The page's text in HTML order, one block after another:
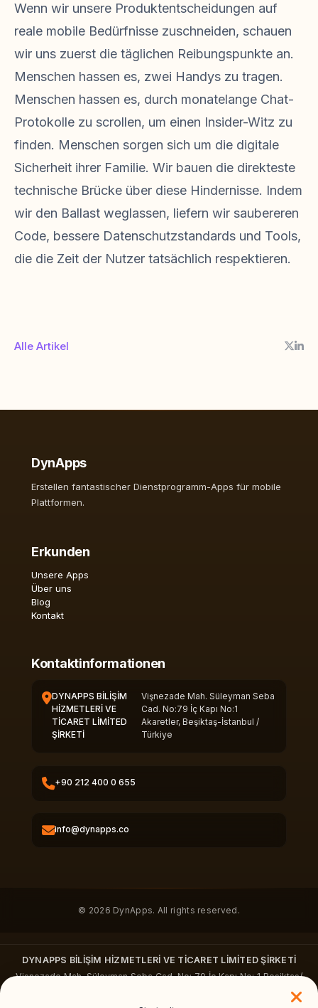
Wenn wir unsere Produktentscheidungen auf
reale mobile Bedürfnisse zuschneiden, schauen
wir uns zuerst die täglichen Reibungspunkte an.
Menschen hassen es, zwei Handys zu tragen.
Menschen hassen es, durch monatelange Chat-
Protokolle zu scrollen, um einen Insider-Witz zu
finden. Menschen sorgen sich um die digitale
Sicherheit ihrer Familie. Wir bauen die direkteste
technische Brücke über diese Hindernisse. Indem
wir den Ballast weglassen, liefern wir saubereren
Code, bessere Datenschutzstandards und Tools,
die die Zeit der Nutzer tatsächlich respektieren.
Alle Artikel
DynApps
Erstellen fantastischer Dienstprogramm-Apps für mobile
Plattformen.
Erkunden
Unsere Apps
Über uns
Blog
Kontakt
Kontaktinformationen
DYNAPPS BİLİŞİM
HİZMETLERİ VE
TİCARET LİMİTED
ŞİRKETİ
Vişnezade Mah. Süleyman Seba
Cad. No:79 İç Kapı No:1
Akaretler, Beşiktaş-İstanbul /
Türkiye
+90 212 400 0 655
info@dynapps.co
© 2026 DynApps. All rights reserved.
DYNAPPS BİLİŞİM HİZMETLERİ VE TİCARET LİMİTED ŞİRKETİ
Vişnezade Mah. Süleyman Seba Cad. No: 79 İç Kapı No: 1 Beşiktaş/